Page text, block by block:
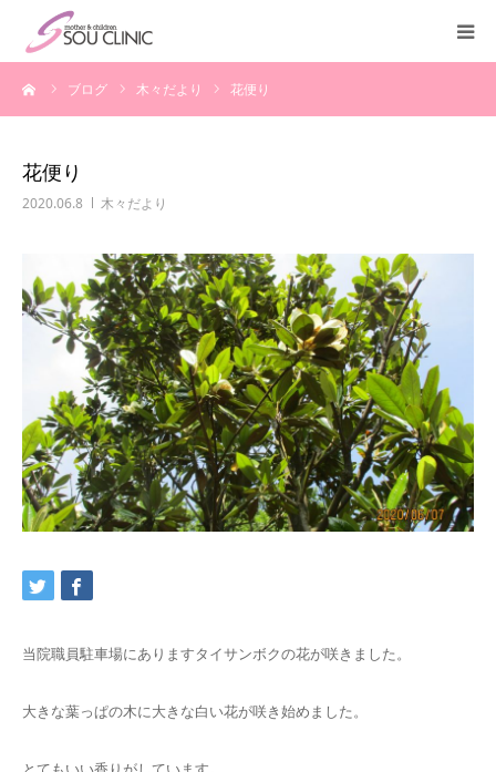
ブログ 木々だより 花便り
花便り
2020.06.8 木々だより
当院職員駐車場にありますタイサンボクの花が咲きました。
大きな葉っぱの木に大きな白い花が咲き始めました。
診療案内
施設紹介
医師紹介
教室・講座
よくある質問
交通アクセス
ブログ